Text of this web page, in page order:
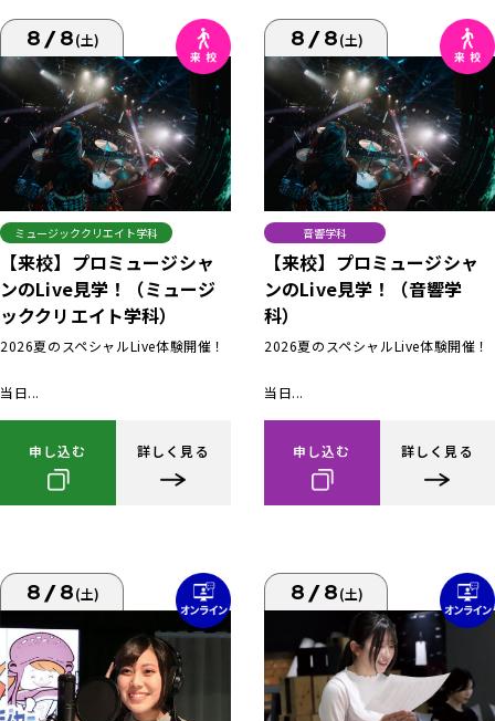
8/8(土)
ミュージッククリエイト学科
【来校】プロミュージシャ
ンのLive見学！（ミュージ
ッククリエイト学科）
2026夏のスペシャルLive体験開催！
当日...
申し込む 詳しく見る
8/8(土)
音響学科
【来校】プロミュージシャ
ンのLive見学！（音響学
科）
2026夏のスペシャルLive体験開催！
当日...
申し込む 詳しく見る
8/8(土) 8/8(土)